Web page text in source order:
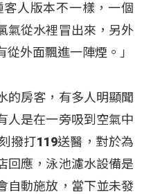
人版本不一樣，一個
氣從水裡冒出來，另外
外面飄進一陣煙。」
的房客，有多人明顯聞
人是在一旁吸到空氣中
撥打119送醫，對於為
回應，泳池濾水設備是
自動施放，當下並未發